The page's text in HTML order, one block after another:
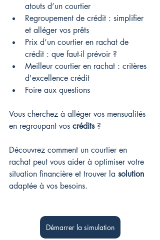
atouts d’un courtier
Regroupement de crédit : simplifier
et alléger vos prêts
Prix d’un courtier en rachat de
crédit : que faut-il prévoir ?
Meilleur courtier en rachat : critères
d'excellence crédit
Foire aux questions
Vous cherchez à alléger vos mensualités
en regroupant vos crédits ?
Découvrez comment un courtier en
rachat peut vous aider à optimiser votre
situation financière et trouver la solution
adaptée à vos besoins.
Démarrer la simulation